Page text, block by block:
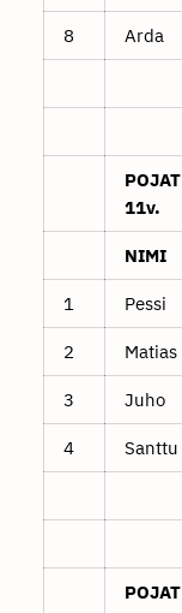
8 Arda
POJAT
11v.
NIMI
1 Pessi
2 Matias
3 Juho
4 Santtu
POJAT